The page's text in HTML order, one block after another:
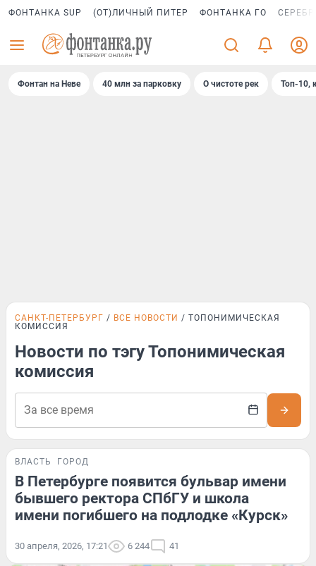
ФОНТАНКА SUP (ОТ)ЛИЧНЫЙ ПИТЕР ФОНТАНКА ГО
Фонтан на Неве 40 млн за парковку О чистоте рек Топ-10,
САНКТ-ПЕТЕРБУРГ ВСЕ НОВОСТИ
ТОПОНИМИЧЕСКАЯ
КОМИССИЯ
Новости по тэгу Топонимическая
комиссия
ВЛАСТЬ ГОРОД
В Петербурге появится бульвар имени
бывшего ректора СПбГУ и школа
имени погибшего на подлодке «Курск»
30 апреля, 2026, 17:21 6 244 41